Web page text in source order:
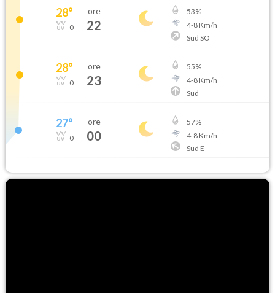
28°
0
ore
22
53%
4-8Km/h
Sud SO
28°
0
ore
23
55%
4-8Km/h
Sud
27°
0
ore
00
57%
4-8Km/h
Sud E